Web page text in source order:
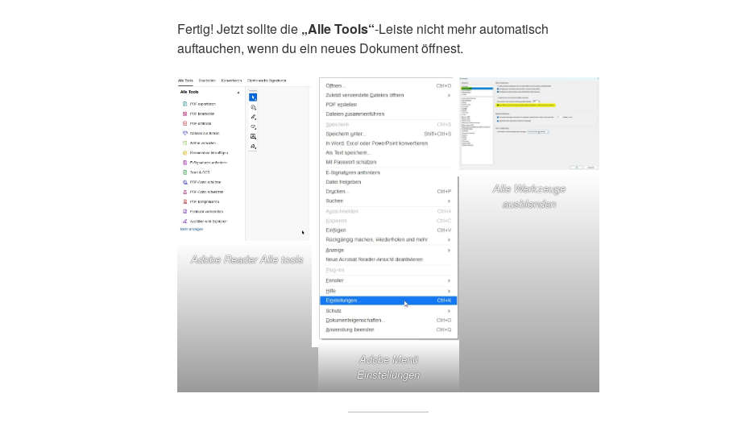
Fertig! Jetzt sollte die „Alle Tools“-Leiste nicht mehr automatisch
auftauchen, wenn du ein neues Dokument öffnest.
Adobe Reader Alle tools
Adobe Menü
Einstellungen
Alle Werkzeuge
ausblenden